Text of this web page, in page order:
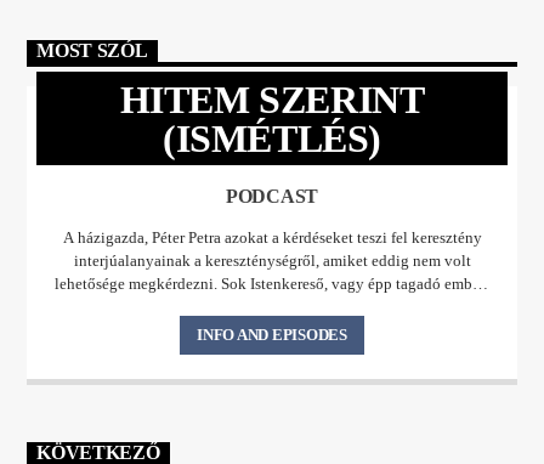
MOST SZÓL
HITEM SZERINT
(ISMÉTLÉS)
PODCAST
A házigazda, Péter Petra azokat a kérdéseket teszi fel keresztény
interjúalanyainak a kereszténységről, amiket eddig nem volt
lehetősége megkérdezni. Sok Istenkereső, vagy épp tagadó embert
sem mernének tenni kérdéseket, ha lehetőségük adódna. Interjúkat
hallhattok pl.: a Teremtésről, Jézus és Mária Magdolna
kapcsolatáról, a bibliai szexualitásról, a zsidóság és a
Jézus az életünkbe…  Reméljük, hogy ezek a beszélgetések
INFO AND EPISODES
KÖVETKEZŐ